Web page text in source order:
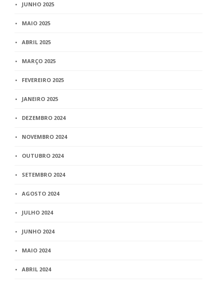
JUNHO 2025
MAIO 2025
ABRIL 2025
MARÇO 2025
FEVEREIRO 2025
JANEIRO 2025
DEZEMBRO 2024
NOVEMBRO 2024
OUTUBRO 2024
SETEMBRO 2024
AGOSTO 2024
JULHO 2024
JUNHO 2024
MAIO 2024
ABRIL 2024